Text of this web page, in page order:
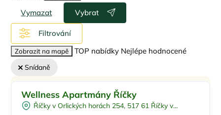
Vymazat Vybrat
Filtrování
Zobrazit na mapě TOP nabídky Nejlépe hodnocené
Snídaně
Vnitřní bazén
Dětské hřiště
Doporučujeme
Sleva
Wellness Apartmány Říčky
Říčky v Orlických horách 254, 517 61 Říčky v